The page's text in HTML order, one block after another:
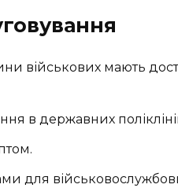
військових мають
в державних
для